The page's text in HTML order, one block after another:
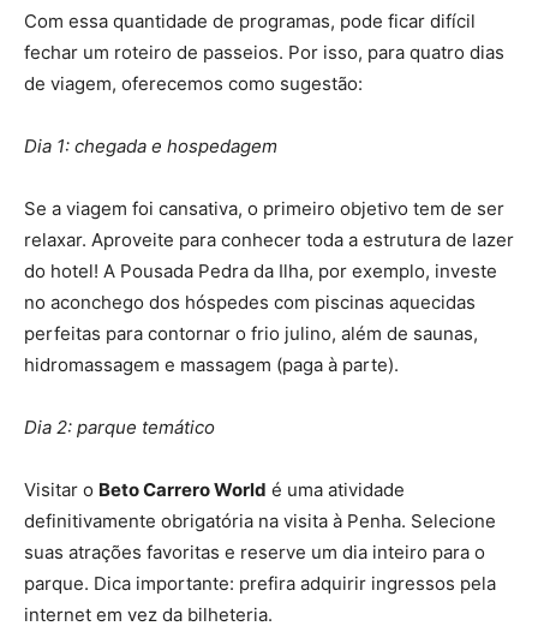
Com essa quantidade de programas, pode ficar difícil
fechar um roteiro de passeios. Por isso, para quatro dias
de viagem, oferecemos como sugestão:
Dia 1: chegada e hospedagem
Se a viagem foi cansativa, o primeiro objetivo tem de ser
relaxar. Aproveite para conhecer toda a estrutura de lazer
do hotel! A Pousada Pedra da Ilha, por exemplo, investe
no aconchego dos hóspedes com piscinas aquecidas
perfeitas para contornar o frio julino, além de saunas,
hidromassagem e massagem (paga à parte).
Dia 2: parque temático
Visitar o Beto Carrero World é uma atividade
definitivamente obrigatória na visita à Penha. Selecione
suas atrações favoritas e reserve um dia inteiro para o
parque. Dica importante: prefira adquirir ingressos pela
internet em vez da bilheteria.